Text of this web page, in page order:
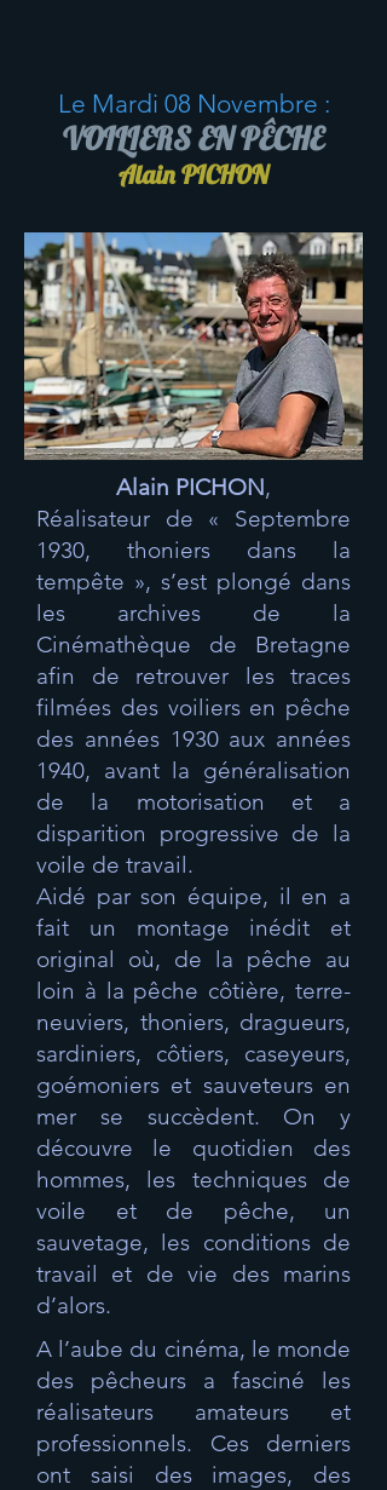
Le Mardi 08 Novembre :
VOILIERS EN PÊCHE
Alain PICHON
Alain PICHON,
Réalisateur de « Septembre
1930, thoniers dans la
tempête », s’est plongé dans
les archives de la
Cinémathèque de Bretagne
afin de retrouver les traces
filmées des voiliers en pêche
des années 1930 aux années
1940, avant la généralisation
de la motorisation et a
disparition progressive de la
voile de travail.
Aidé par son équipe, il en a
fait un montage inédit et
original où, de la pêche au
loin à la pêche côtière, terre-
neuviers, thoniers, dragueurs,
sardiniers, côtiers, caseyeurs,
goémoniers et sauveteurs en
mer se succèdent. On y
découvre le quotidien des
hommes, les techniques de
voile et de pêche, un
sauvetage, les conditions de
travail et de vie des marins
d’alors.
A l’aube du cinéma, le monde
des pêcheurs a fasciné les
réalisateurs amateurs et
professionnels. Ces derniers
ont saisi des images, des